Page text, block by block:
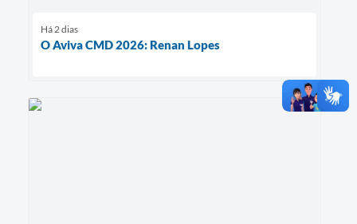
Há 2 dias
O Aviva CMD 2026: Renan Lopes